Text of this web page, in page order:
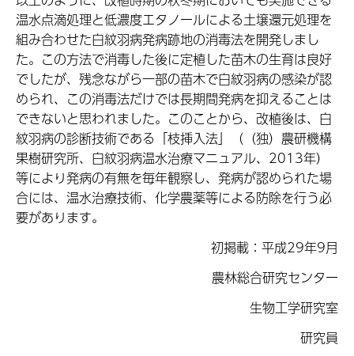
温水点滴処理と低濃度エタノールによる土壌還元処理を
組み合わせた白紋羽病発病跡地の消毒法を開発しまし
た。この方法で消毒した後に定植した苗木の生育は良好
でしたが、残念ながら一部の苗木で白紋羽病の感染が認
められ、この消毒法だけでは長期間発病を抑えることは
できないと思われました。このことから、改植後は、白
紋羽病の診断技術である「枝挿入法」（（独）農研機構
果樹研究所、白紋羽病温水治療マニュアル、2013年）
等により発病の有無を毎年観察し、発病が認められた場
合には、温水治療技術、化学農薬等による防除を行う必
要があります。
初掲載：平成29年9月
農林総合研究センター
生物工学研究室
研究員